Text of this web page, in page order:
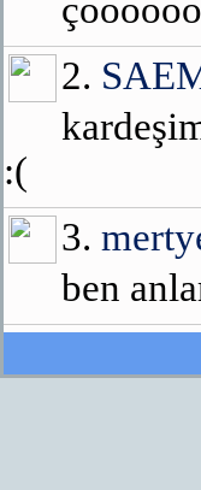
2.
:(
3.
ben